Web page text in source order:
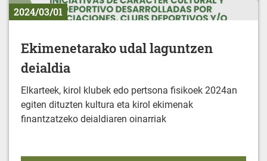
2024/03/01
Ekimenetarako udal laguntzen
deialdia
Elkarteek, kirol klubek edo pertsona fisikoek 2024an
egiten dituzten kultura eta kirol ekimenak
finantzatzeko deialdiaren oinarriak